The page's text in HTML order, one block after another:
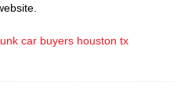
car buyers houston tx